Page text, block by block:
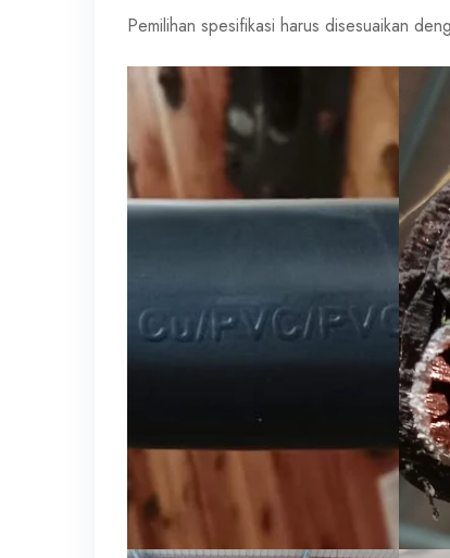
Pemilihan spesifikasi harus disesuaikan